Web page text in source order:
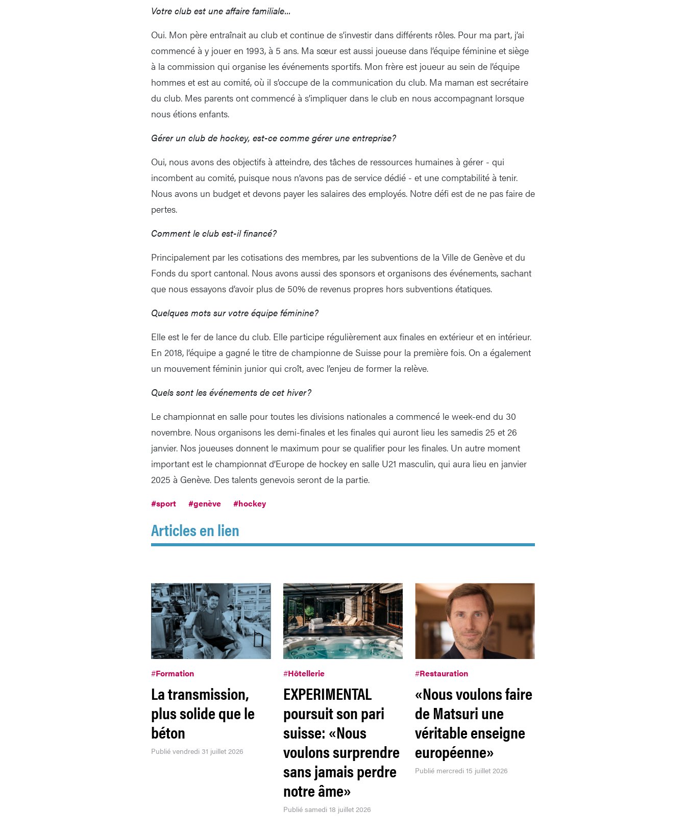
Votre club est une affaire familiale...
Oui. Mon père entraînait au club et continue de s’investir dans différents rôles. Pour ma part, j’ai
commencé à y jouer en 1993, à 5 ans. Ma sœur est aussi joueuse dans l’équipe féminine et siège
à la commission qui organise les événements sportifs. Mon frère est joueur au sein de l’équipe
hommes et est au comité, où il s’occupe de la communication du club. Ma maman est secrétaire
du club. Mes parents ont commencé à s’impliquer dans le club en nous accompagnant lorsque
nous étions enfants.
Gérer un club de hockey, est-ce comme gérer une entreprise?
Oui, nous avons des objectifs à atteindre, des tâches de ressources humaines à gérer - qui
incombent au comité, puisque nous n’avons pas de service dédié - et une comptabilité à tenir.
Nous avons un budget et devons payer les salaires des employés. Notre défi est de ne pas faire de
pertes.
Comment le club est-il financé?
Principalement par les cotisations des membres, par les subventions de la Ville de Genève et du
Fonds du sport cantonal. Nous avons aussi des sponsors et organisons des événements, sachant
que nous essayons d’avoir plus de 50% de revenus propres hors subventions étatiques.
Quelques mots sur votre équipe féminine?
Elle est le fer de lance du club. Elle participe régulièrement aux finales en extérieur et en intérieur.
En 2018, l’équipe a gagné le titre de championne de Suisse pour la première fois. On a également
un mouvement féminin junior qui croît, avec l’enjeu de former la relève.
Quels sont les événements de cet hiver?
Le championnat en salle pour toutes les divisions nationales a commencé le week-end du 30
novembre. Nous organisons les demi-finales et les finales qui auront lieu les samedis 25 et 26
janvier. Nos joueuses donnent le maximum pour se qualifier pour les finales. Un autre moment
important est le championnat d’Europe de hockey en salle U21 masculin, qui aura lieu en janvier
2025 à Genève. Des talents genevois seront de la partie.
#sport #genève #hockey
Articles en lien
#Formation
La transmission,
plus solide que le
béton
Publié vendredi 31 juillet 2026
#Hôtellerie
EXPERIMENTAL
poursuit son pari
suisse: «Nous
voulons surprendre
sans jamais perdre
notre âme»
Publié samedi 18 juillet 2026
#Restauration
«Nous voulons faire
de Matsuri une
véritable enseigne
européenne»
Publié mercredi 15 juillet 2026